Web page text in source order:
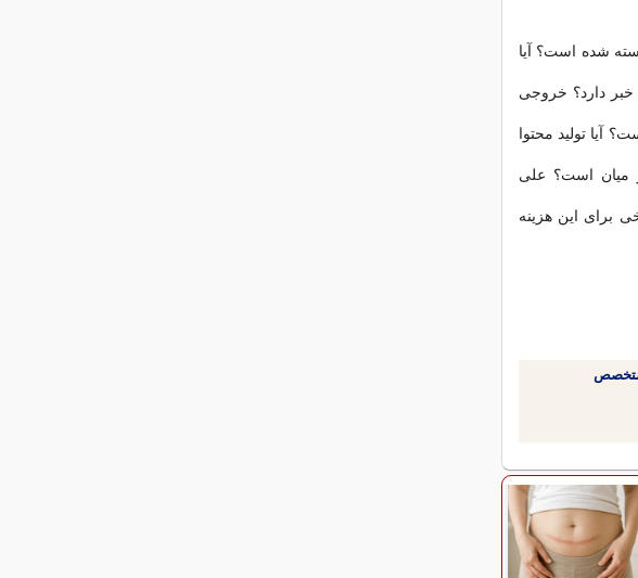
شده است؟ آیا
خبر دارد؟ خروجی
آیا تولید محتوا
میان است؟ علی
برای این هزینه
متخصص